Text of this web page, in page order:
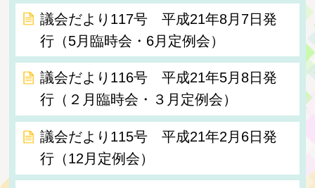
議会だより117号 平成21年8月7日発
行（5月臨時会・6月定例会）
議会だより116号 平成21年5月8日発
行（２月臨時会・３月定例会）
議会だより115号 平成21年2月6日発
行（12月定例会）